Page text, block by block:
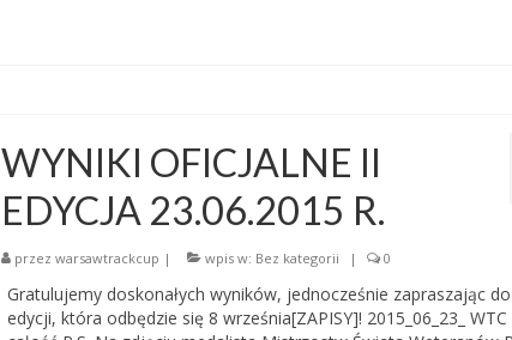
WYNIKI OFICJALNE II
EDYCJA 23.06.2015 R.
przez warsawtrackcup | wpis w: Bez kategorii | 0
Gratulujemy doskonałych wyników, jednocześnie zapraszając
edycji, która odbędzie się 8 września[ZAPISY]! 2015_06_23_ WTC